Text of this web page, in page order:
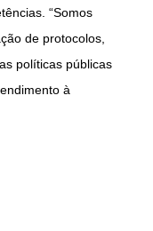
“Somos
de protocolos,
políticas públicas
à